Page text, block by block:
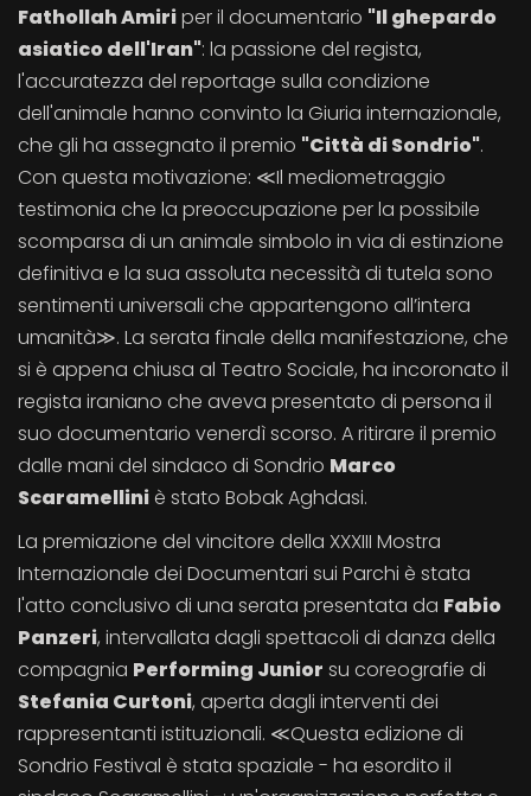
Fathollah Amiriper il documentario "Il ghepardo
asiatico dell'Iran": la passione del regista,
l'accuratezza del reportage sulla condizione
dell'animale hanno convinto la Giuria internazionale,
che gli ha assegnato il premio "Città di Sondrio".
Con questa motivazione: ≪Il mediometraggio
testimonia che la preoccupazione per la possibile
scomparsa di un animale simbolo in via di estinzione
definitiva e la sua assoluta necessità di tutela sono
sentimenti universali che appartengono all’intera
umanità≫. La serata finale della manifestazione, che
si è appena chiusa al Teatro Sociale, ha incoronato il
regista iraniano che aveva presentato di persona il
suo documentario venerdì scorso. A ritirare il premio
dalle mani del sindaco di Sondrio Marco
Scaramelliniè stato Bobak Aghdasi.
La premiazione del vincitore della XXXIII Mostra
Internazionale dei Documentari sui Parchi è stata
l'atto conclusivo di una serata presentata da Fabio
Panzeri, intervallata dagli spettacoli di danza della
compagnia Performing Junior su coreografie di
Stefania Curtoni, aperta dagli interventi dei
rappresentanti istituzionali. ≪Questa edizione di
Sondrio Festival è stata spaziale - ha esordito il